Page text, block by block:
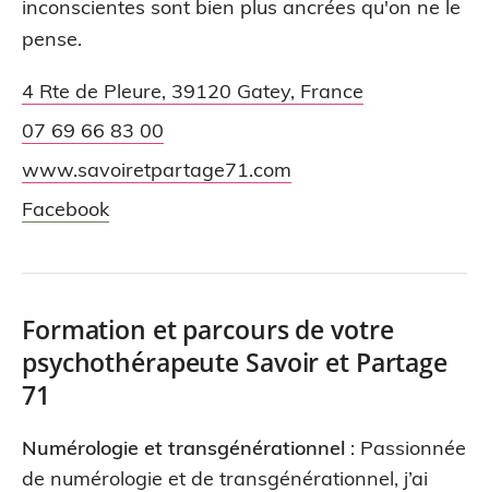
inconscientes sont bien plus ancrées qu'on ne le
pense.
4 Rte de Pleure, 39120 Gatey, France
07 69 66 83 00
www.savoiretpartage71.com
Facebook
Formation et parcours de votre
psychothérapeute Savoir et Partage
71
Numérologie et transgénérationnel : Passionnée
de numérologie et de transgénérationnel, j’ai